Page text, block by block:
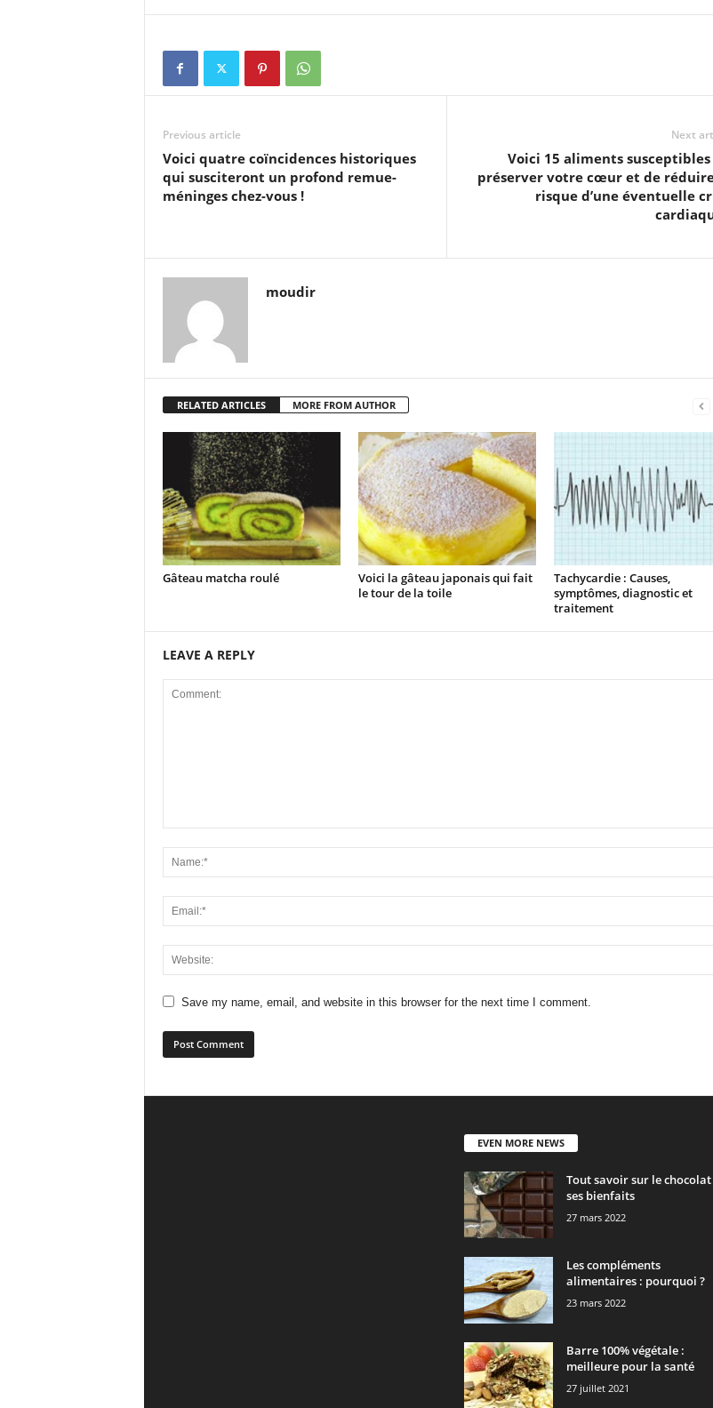
Previous article
Voici quatre coïncidences historiques
qui susciteront un profond remue-
méninges chez-vous !
Next
Voici 15 aliments susceptibles
préserver votre cœur et de
risque d’une éventuelle
moudir
RELATED ARTICLES MORE FROM AUTHOR
Gâteau matcha roulé
Voici la gâteau japonais qui fait
le tour de la toile
Tachycardie : Causes,
symptômes, diagnostic et
traitement
LEAVE A REPLY
Save my name, email, and website in this browser for the next time I comment.
EVEN MORE NEWS
Tout savoir sur le
ses bienfaits
27 mars 2022
Les compléments
alimentaires : pourquoi ?
23 mars 2022
Barre 100% végétale :
meilleure pour la santé
27 juillet 2021